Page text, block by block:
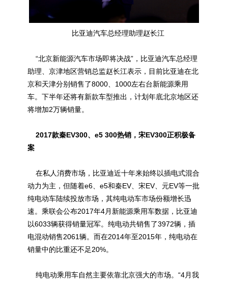
比亚迪汽车总经理助理赵长江
“北京新能源汽车市场即将决战”，比亚迪汽车总经理
助理、京津地区营销总监赵长江表示，目前比亚迪在北
京和天津分别销售了8000、1000左右台新能源乘用
车。下半年还将有新款车型推出，计划年底北京地区还
将增加2万辆销量。
2017款秦EV300、e5 300热销，宋EV300正积极备
案
在私人消费市场，比亚迪近十年来始终以插电式混合
动力为主，但随着e6、e5和秦EV、宋EV、元EV等一批
纯电动车陆续投放市场，其纯电动车市场份额增长迅
速。乘联会公布2017年4月新能源乘用车数据，比亚迪
以6033辆获得销量冠军。纯电动共销售了3972辆，插
电混动销售2061辆。而在2014年至2015年，纯电动在
销量中的比重还不足20%。
纯电动乘用车自然主要依靠北京强大的市场。“4月我